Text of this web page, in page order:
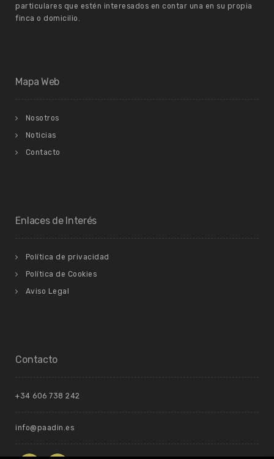
particulares que estén interesados en contar una en su propia
finca o domicilio.
Mapa Web
Nosotros
Noticias
Contacto
Enlaces de Interés
Política de privacidad
Política de Cookies
Aviso Legal
Contacto
+34 606 738 242
info@paadin.es